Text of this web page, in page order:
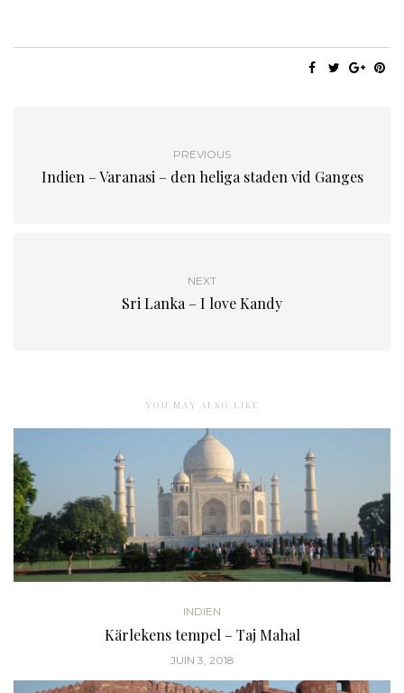
PREVIOUS
Indien – Varanasi – den heliga staden vid Ganges
NEXT
Sri Lanka – I love Kandy
YOU MAY ALSO LIKE
INDIEN
Kärlekens tempel – Taj Mahal
JUIN 3, 2018